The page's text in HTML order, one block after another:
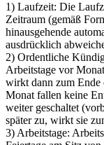
1) Laufzeit: Die
Zeitraum (gemäß
hinausgehende
ausdrücklich
2) Ordentliche
Arbeitstage vor
wirkt dann zum Ende
Monat fallen keine
weiter geschaltet
später zu, wirkt sie
3) Arbeitstage: